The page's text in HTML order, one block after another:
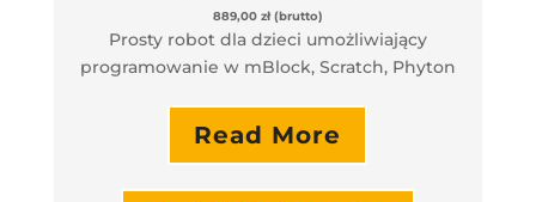
889,00 zł (brutto)
Prosty robot dla dzieci umożliwiający
programowanie w mBlock, Scratch, Phyton
Read More